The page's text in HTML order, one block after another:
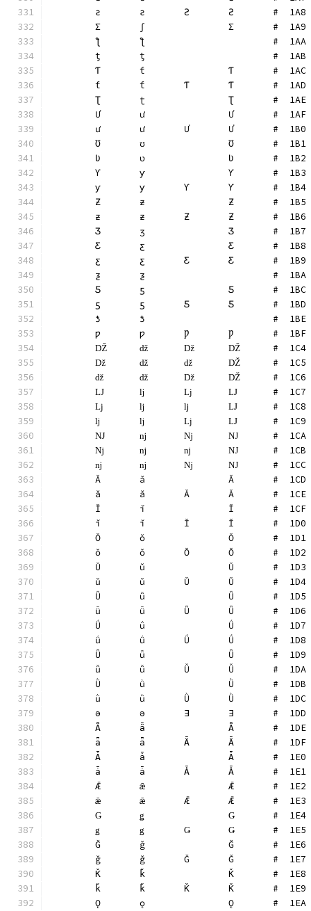
	ƨ	ƨ	Ƨ	Ƨ	#  1A8
	Ʃ	ʃ		Ʃ	#  1A9
	ƪ	ƪ			#  1AA
	ƫ	ƫ			#  1AB
	Ƭ	ƭ		Ƭ	#  1AC
	ƭ	ƭ	Ƭ	Ƭ	#  1AD
	Ʈ	ʈ		Ʈ	#  1AE
	Ư	ư		Ư	#  1AF
	ư	ư	Ư	Ư	#  1B0
	Ʊ	ʊ		Ʊ	#  1B1
	Ʋ	ʋ		Ʋ	#  1B2
	Ƴ	ƴ		Ƴ	#  1B3
	ƴ	ƴ	Ƴ	Ƴ	#  1B4
	Ƶ	ƶ		Ƶ	#  1B5
	ƶ	ƶ	Ƶ	Ƶ	#  1B6
	Ʒ	ʒ		Ʒ	#  1B7
	Ƹ	ƹ		Ƹ	#  1B8
	ƹ	ƹ	Ƹ	Ƹ	#  1B9
	ƺ	ƺ			#  1BA
	Ƽ	ƽ		Ƽ	#  1BC
	ƽ	ƽ	Ƽ	Ƽ	#  1BD
	ƾ	ƾ			#  1BE
	ƿ	ƿ	Ƿ	Ƿ	#  1BF
	Ǆ	ǆ	ǅ	Ǆ	#  1C4
	ǅ	ǆ	ǆ	Ǆ	#  1C5
	ǆ	ǆ	ǅ	Ǆ	#  1C6
	Ǉ	ǉ	ǈ	Ǉ	#  1C7
	ǈ	ǉ	ǉ	Ǉ	#  1C8
	ǉ	ǉ	ǈ	Ǉ	#  1C9
	Ǌ	ǌ	ǋ	Ǌ	#  1CA
	ǋ	ǌ	ǌ	Ǌ	#  1CB
	ǌ	ǌ	ǋ	Ǌ	#  1CC
	Ǎ	ǎ		Ǎ	#  1CD
	ǎ	ǎ	Ǎ	Ǎ	#  1CE
	Ǐ	ǐ		Ǐ	#  1CF
	ǐ	ǐ	Ǐ	Ǐ	#  1D0
	Ǒ	ǒ		Ǒ	#  1D1
	ǒ	ǒ	Ǒ	Ǒ	#  1D2
	Ǔ	ǔ		Ǔ	#  1D3
	ǔ	ǔ	Ǔ	Ǔ	#  1D4
	Ǖ	ǖ		Ǖ	#  1D5
	ǖ	ǖ	Ǖ	Ǖ	#  1D6
	Ǘ	ǘ		Ǘ	#  1D7
	ǘ	ǘ	Ǘ	Ǘ	#  1D8
	Ǚ	ǚ		Ǚ	#  1D9
	ǚ	ǚ	Ǚ	Ǚ	#  1DA
	Ǜ	ǜ		Ǜ	#  1DB
	ǜ	ǜ	Ǜ	Ǜ	#  1DC
	ǝ	ǝ	Ǝ	Ǝ	#  1DD
	Ǟ	ǟ		Ǟ	#  1DE
	ǟ	ǟ	Ǟ	Ǟ	#  1DF
	Ǡ	ǡ		Ǡ	#  1E0
	ǡ	ǡ	Ǡ	Ǡ	#  1E1
	Ǣ	ǣ		Ǣ	#  1E2
	ǣ	ǣ	Ǣ	Ǣ	#  1E3
	Ǥ	ǥ		Ǥ	#  1E4
	ǥ	ǥ	Ǥ	Ǥ	#  1E5
	Ǧ	ǧ		Ǧ	#  1E6
	ǧ	ǧ	Ǧ	Ǧ	#  1E7
	Ǩ	ǩ		Ǩ	#  1E8
	ǩ	ǩ	Ǩ	Ǩ	#  1E9
	Ǫ	ǫ		Ǫ	#  1EA